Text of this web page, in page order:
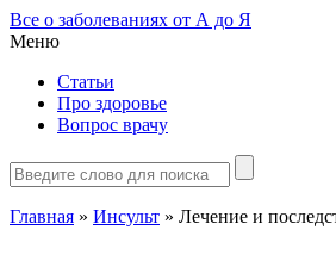
Все о заболеваниях от А до Я
Меню
Статьи
Про здоровье
Вопрос врачу
Главная » Инсульт » Лечение и